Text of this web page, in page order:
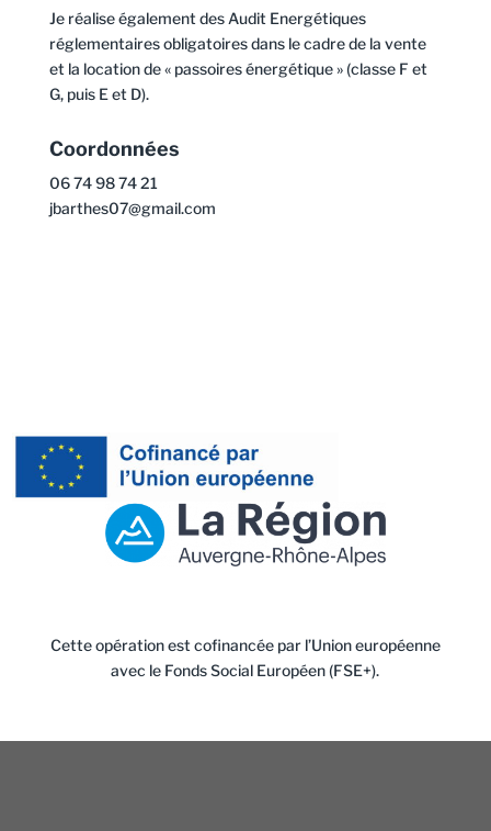
Je réalise également des Audit Energétiques
réglementaires obligatoires dans le cadre de la vente
et la location de « passoires énergétique » (classe F et
G, puis E et D).
Coordonnées
06 74 98 74 21
jbarthes07@gmail.com
Cette opération est cofinancée par l’Union européenne
avec le Fonds Social Européen (FSE+).